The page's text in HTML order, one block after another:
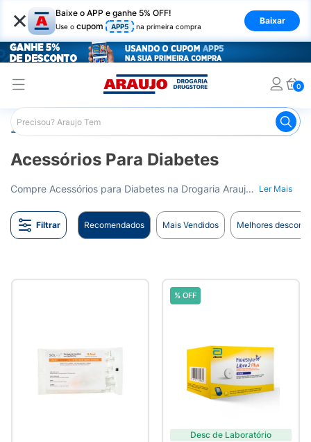
× Baixe o APP e ganhe 5% OFF!
Use o cupom APP5 na primeira compra
Baixar
0
Araujo Saúde e Bem Estar Acessórios para Diabetes
Acessórios Para Diabetes
Compre Acessórios para Diabetes na Drogaria Araujo. Produtos essenciais para o controle diário do diabetes. Entrega para todo o Brasil. Ler Mais
Filtrar Recomendados Mais Vendidos Melhores
% OFF
Desc de Laboratório